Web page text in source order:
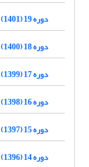
دوره 19 (1401)
دوره 18 (1400)
دوره 17 (1399)
دوره 16 (1398)
دوره 15 (1397)
دوره 14 (1396)